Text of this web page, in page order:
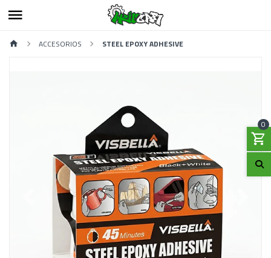
0
ACCESORIOS STEEL EPOXY ADHESIVE
Previous